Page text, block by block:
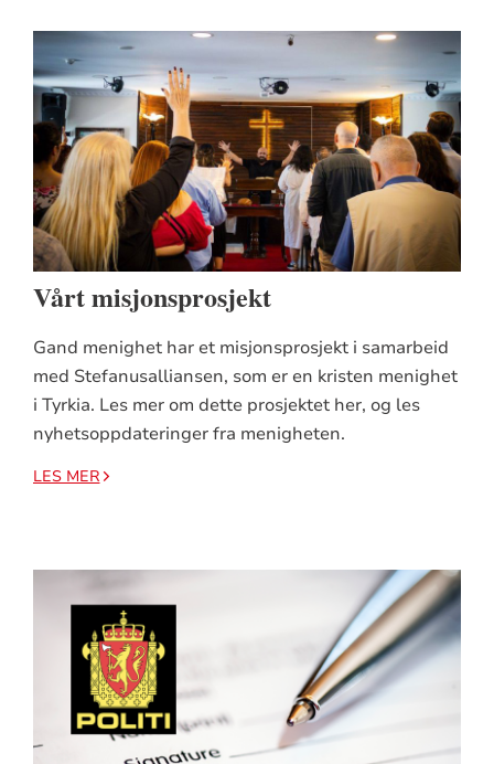
Vårt misjonsprosjekt
Gand menighet har et misjonsprosjekt i samarbeid
med Stefanusalliansen, som er en kristen menighet
i Tyrkia. Les mer om dette prosjektet her, og les
nyhetsoppdateringer fra menigheten.
LES MER